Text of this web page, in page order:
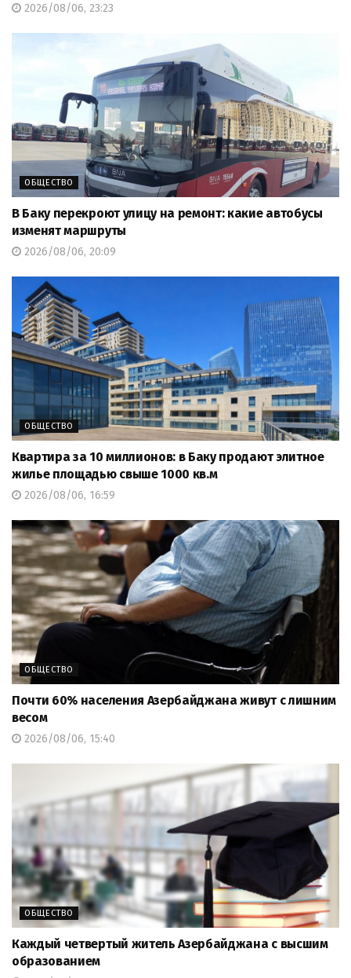
2026/08/06, 23:23
ОБЩЕСТВО
В Баку перекроют улицу на ремонт: какие автобусы
изменят маршруты
2026/08/06, 20:09
ОБЩЕСТВО
Квартира за 10 миллионов: в Баку продают элитное
жилье площадью свыше 1000 кв.м
2026/08/06, 16:59
ОБЩЕСТВО
Почти 60% населения Азербайджана живут с лишним
весом
2026/08/06, 15:40
ОБЩЕСТВО
Каждый четвертый житель Азербайджана с высшим
образованием